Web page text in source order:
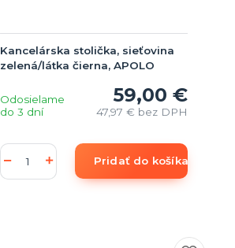
Kancelárska stolička, sieťovina
zelená/látka čierna, APOLO
59,00 €
47,97 € bez DPH
Odosielame
do 3 dní
Pridať do košíka